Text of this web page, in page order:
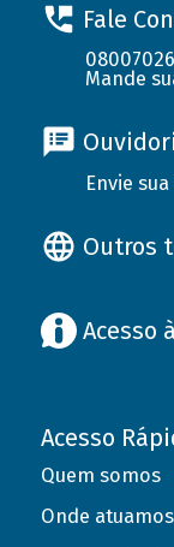
Fale
Mande
Envie
Outros
Acesso
Acesso
Quem somos
Onde atuamos